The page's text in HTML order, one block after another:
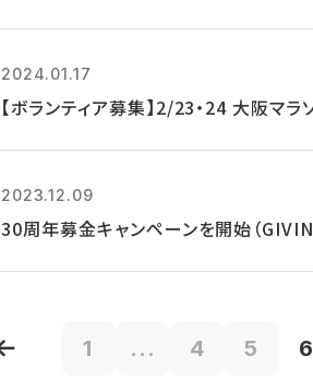
2024.01.17
【ボランティア募集】2/23・24 大阪マ
2023.12.09
30周年募金キャンペーンを開始（
1 ... 4 5 6